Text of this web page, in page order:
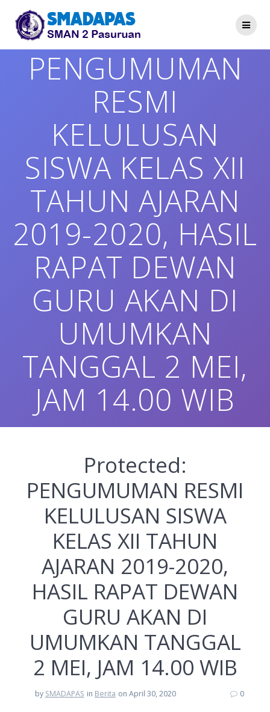
to
content
PENGUMUMAN
RESMI
KELULUSAN
SISWA KELAS XII
TAHUN AJARAN
2019-2020, HASIL
RAPAT DEWAN
GURU AKAN DI
UMUMKAN
TANGGAL 2 MEI,
JAM 14.00 WIB
Protected:
PENGUMUMAN RESMI
KELULUSAN SISWA
KELAS XII TAHUN
AJARAN 2019-2020,
HASIL RAPAT DEWAN
GURU AKAN DI
UMUMKAN TANGGAL
2 MEI, JAM 14.00 WIB
by SMADAPAS in Berita on April 30, 2020 0